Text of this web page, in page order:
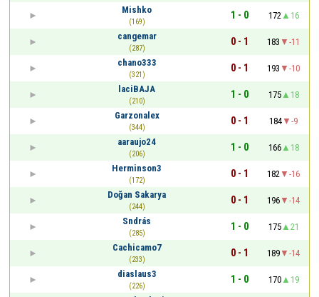
Mishko
(169)
1 - 0 172
16
cangemar
(287)
0 - 1 183
-11
chano333
(321)
0 - 1 193
-10
laciBAJA
(210)
1 - 0 175
18
Garzonalex
(344)
0 - 1 184
-9
aaraujo24
(206)
1 - 0 166
18
Herminson3
(172)
0 - 1 182
-16
Doğan Sakarya
(244)
0 - 1 196
-14
Sndrás
(285)
1 - 0 175
21
Cachicamo7
(233)
0 - 1 189
-14
diaslaus3
(226)
1 - 0 170
19